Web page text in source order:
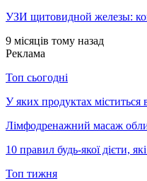
УЗИ щитовидной железы:
9 місяців тому назад
Реклама
Топ сьогодні
У яких продуктах міститься
Лімфодренажний масаж
10 правил будь-якої дієти,
Топ тижня